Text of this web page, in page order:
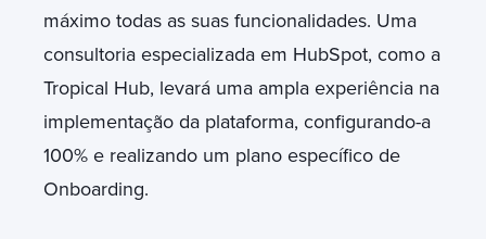
máximo todas as suas funcionalidades. Uma
consultoria especializada em HubSpot, como a
Tropical Hub, levará uma ampla experiência na
implementação da plataforma, configurando-a
100% e realizando um plano específico de
Onboarding.